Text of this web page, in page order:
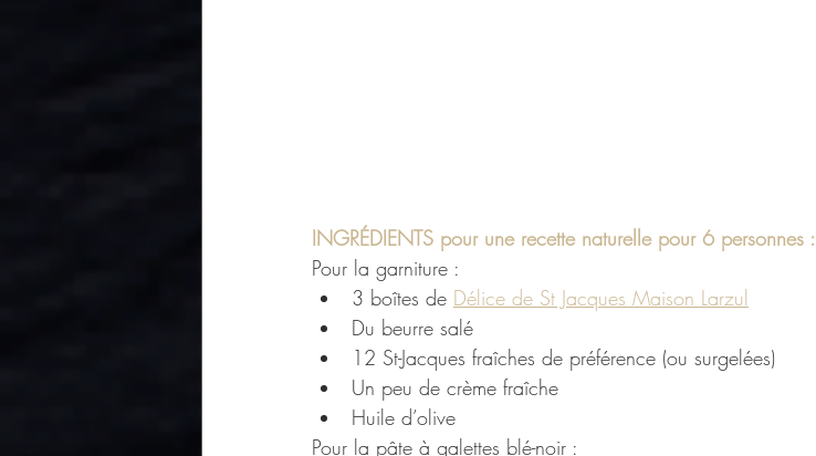
INGRÉDIENTS pour une recette naturelle pour 6 personnes :
Pour la garniture :
3 boîtes de Délice de St Jacques Maison Larzul
Du beurre salé
12 St-Jacques fraîches de préférence (ou surgelées)
Un peu de crème fraîche
Huile d’olive
Pour la pâte à galettes blé-noir :